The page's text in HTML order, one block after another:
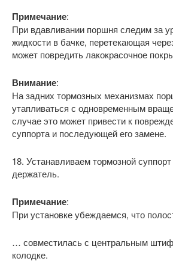
Примечание:
При вдавливании поршня следим за
жидкости в бачке, перетекающая
может повредить лакокрасочное
Внимание:
На задних тормозных механизмах
утапливаться с одновременным
случае это может привести к
суппорта и последующей его замене.
18. Устанавливаем тормозной
держатель.
Примечание:
При установке убеждаемся, что
… совместилась с центральным
колодке.